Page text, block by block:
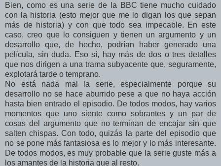
Bien, como es una serie de la BBC tiene mucho cuidado
con la historia (esto mejor que me lo digan los que sepan
más de historia) y con que todo sea impecable. En este
caso, creo que lo consiguen y tienen un argumento y un
desarrollo que, de hecho, podrían haber generado una
película, sin duda. Eso sí, hay más de dos o tres detalles
que nos dirigen a una trama subyacente que, seguramente,
explotará tarde o temprano.
No está nada mal la serie, especialmente porque su
desarrollo no se hace aburrido pese a que no haya acción
hasta bien entrado el episodio. De todos modos, hay varios
momentos que uno siente como sobrantes y un par de
cosas del argumento que no terminan de encajar sin que
salten chispas. Con todo, quizás la parte del episodio que
no se pone más fantasiosa es lo mejor y lo más interesante.
De todos modos, es muy probable que la serie guste más a
los amantes de la historia que al resto.